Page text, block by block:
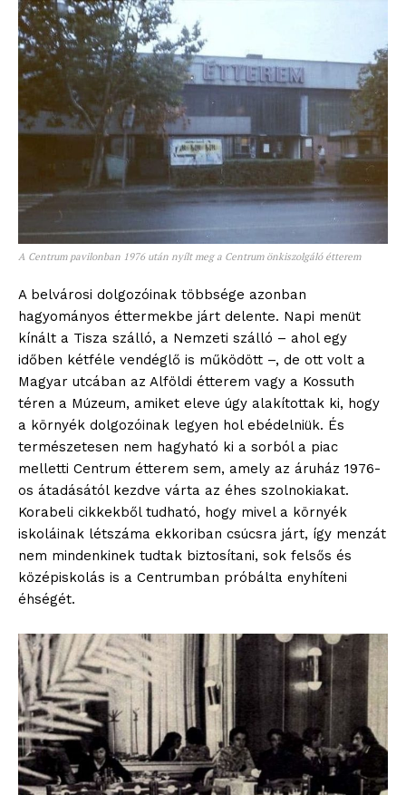
blogSZOLNOK
szubjektív élményportál
A Centrum pavilonban 1976 után nyílt meg a Centrum önkiszolgáló étterem
A belvárosi dolgozóinak többsége azonban
hagyományos éttermekbe járt delente. Napi menüt
kínált a Tisza szálló, a Nemzeti szálló – ahol egy
időben kétféle vendéglő is működött –, de ott volt a
Magyar utcában az Alföldi étterem vagy a Kossuth
téren a Múzeum, amiket eleve úgy alakítottak ki, hogy
a környék dolgozóinak legyen hol ebédelniük. És
természetesen nem hagyható ki a sorból a piac
melletti Centrum étterem sem, amely az áruház 1976-
os átadásától kezdve várta az éhes szolnokiakat.
Korabeli cikkekből tudható, hogy mivel a környék
iskoláinak létszáma ekkoriban csúcsra járt, így menzát
nem mindenkinek tudtak biztosítani, sok felsős és
középiskolás is a Centrumban próbálta enyhíteni
éhségét.